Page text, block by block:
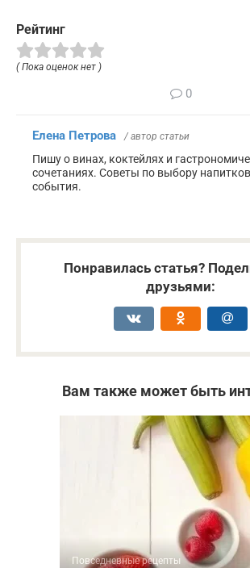
Рейтинг
( Пока оценок нет )
0
Елена Петрова / автор статьи
Пишу о винах, коктейлях и
сочетаниях. Советы по выбору
события.
Понравилась статья?
друзьями:
Вам также может быть
Повседневные рецепты